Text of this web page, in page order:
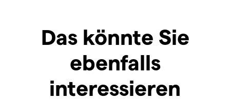
Das könnte Sie
ebenfalls
interessieren